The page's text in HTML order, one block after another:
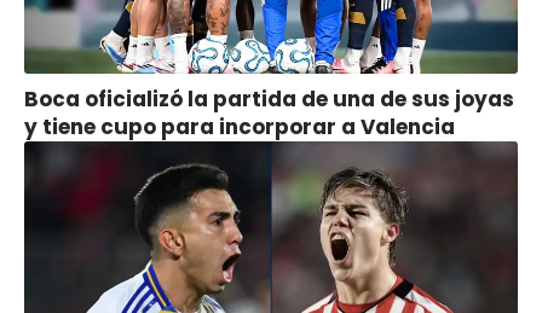
Boca oficializó la partida de una de sus joyas
y tiene cupo para incorporar a Valencia